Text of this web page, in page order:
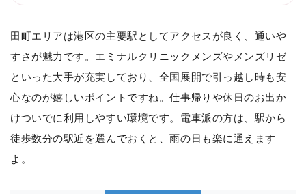
田町エリアは港区の主要駅としてアクセスが良く、通いや
すさが魅力です。エミナルクリニックメンズやメンズリゼ
といった大手が充実しており、全国展開で引っ越し時も安
心なのが嬉しいポイントですね。仕事帰りや休日のお出か
けついでに利用しやすい環境です。電車派の方は、駅から
徒歩数分の駅近を選んでおくと、雨の日も楽に通えます
よ。